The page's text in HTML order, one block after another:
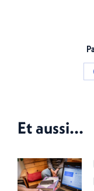
Et aussi...